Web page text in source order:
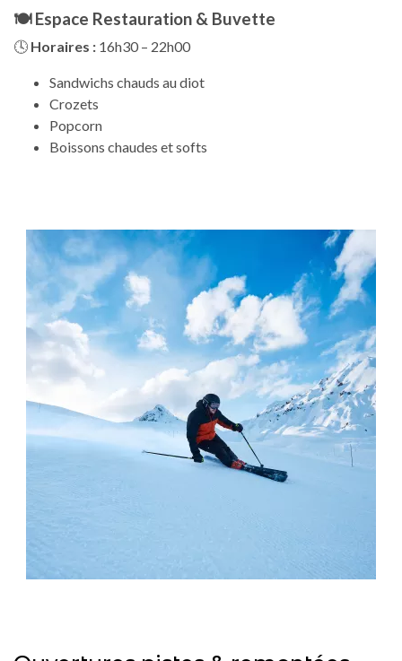
🍽️Espace Restauration & Buvette
🕓 Horaires : 16h30 – 22h00
Sandwichs chauds au diot
Crozets
Popcorn
Boissons chaudes et softs